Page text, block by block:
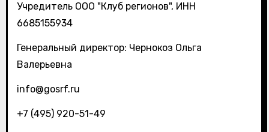
Учредитель ООО "Клуб регионов", ИНН
6685155934
Генеральный директор: Чернокоз Ольга
Валерьевна
info@gosrf.ru
+7 (495) 920-51-49